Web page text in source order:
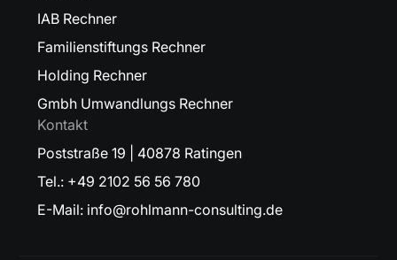
IAB Rechner
Familienstiftungs Rechner
Holding Rechner
Gmbh Umwandlungs Rechner
Kontakt
Poststraße 19 | 40878 Ratingen
Tel.: +49 2102 56 56 780
E-Mail: info@rohlmann-consulting.de